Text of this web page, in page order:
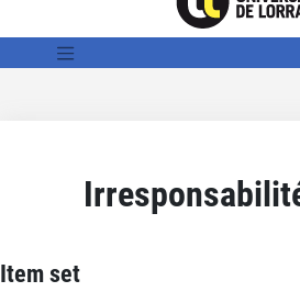
Item set